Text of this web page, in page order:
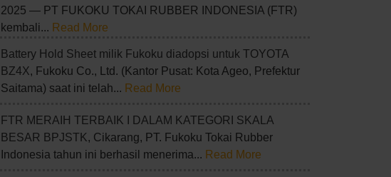
2025 — PT FUKOKU TOKAI RUBBER INDONESIA (FTR)
kembali... Read More
Battery Hold Sheet milik Fukoku diadopsi untuk TOYOTA
BZ4X, Fukoku Co., Ltd. (Kantor Pusat: Kota Ageo, Prefektur
Saitama) saat ini telah... Read More
FTR MERAIH TERBAIK I DALAM KATEGORI SKALA
BESAR BPJSTK, Cikarang, PT. Fukoku Tokai Rubber
Indonesia tahun ini berhasil menerima... Read More